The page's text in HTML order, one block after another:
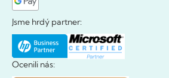
Jsme hrdý partner:
Ocenili nás: